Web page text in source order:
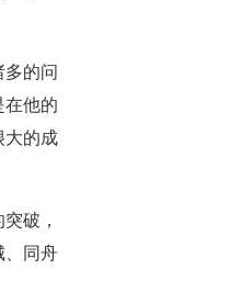
的问
在他的
大的成
破，
、同舟